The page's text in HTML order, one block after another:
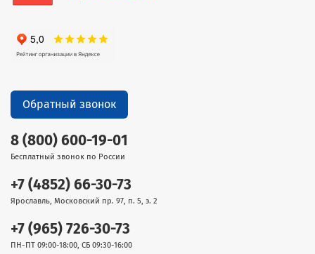
8 (800) 600-19-01
Бесплатный звонок по России
+7 (4852) 66-30-73
Ярославль, Московский пр. 97, п. 5, э. 2
+7 (965) 726-30-73
ПН-ПТ 09:00-18:00, СБ 09:30-16:00
Обратный звонок